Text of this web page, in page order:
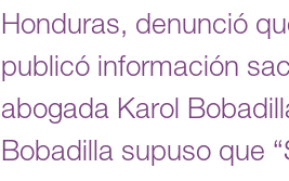
Honduras, denunció
publicó información
abogada Karol
Bobadilla supuso que